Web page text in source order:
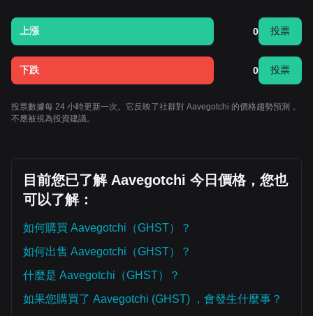
上漲 0 投票
下跌 0 投票
投票數據每 24 小時更新一次。它反映了社群對 Aavegotchi 的價格趨勢預測，
不應被視為投資建議。
目前您已了解 Aavegotchi 今日價格，您也
可以了解：
如何購買 Aavegotchi（GHST）？
如何出售 Aavegotchi（GHST）？
什麼是 Aavegotchi（GHST）？
如果您購買了 Aavegotchi (GHST) ，會發生什麼事？